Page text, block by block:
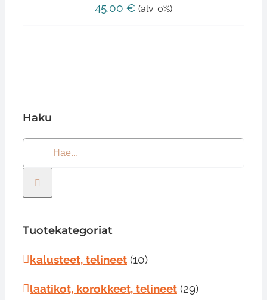
45,00 € (alv. 0%)
Haku
...
Tuotekategoriat
kalusteet, telineet (10)
laatikot, korokkeet, telineet (29)